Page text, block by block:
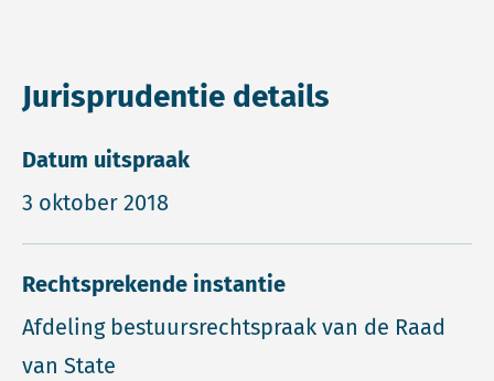
Jurisprudentie details
Datum uitspraak
3 oktober 2018
Rechtsprekende instantie
Afdeling bestuursrechtspraak van de Raad
van State